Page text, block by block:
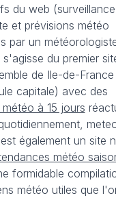
du web
et prévisions météo
par un
du premier
de Ile-de-
capitale) avec des
à 15 jours
également un site
météo
formidable
météo utiles que